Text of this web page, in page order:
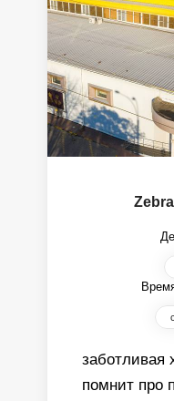
заботливая
помнит про